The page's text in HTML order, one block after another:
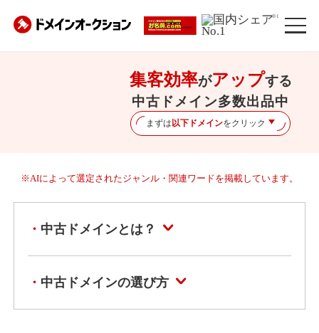
※1
集客効率がアップする
中古ドメイン多数出品中
まずは以下ドメインをクリック
※AIによって選定されたジャンル・関連ワードを掲載しています。
中古ドメインとは？
中古ドメインの選び方